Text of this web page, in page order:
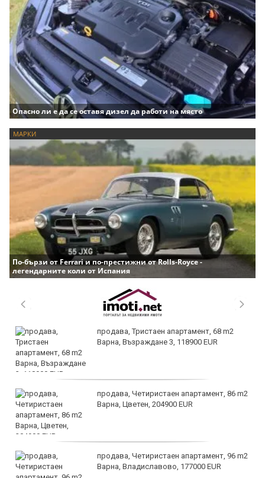
Опасно ли е да се оставя дизел да работи на място
МАРКИ
По-бързи от Ferrari и по-престижни от Rolls-Royce -
легендарните коли от Испания
продава, Тристаен апартамент, 68 m2
Варна, Възраждане 3, 118900 EUR
продава, Четиристаен апартамент, 86 m2
Варна, Цветен, 204900 EUR
продава, Четиристаен апартамент, 96 m2
Варна, Владиславово, 177000 EUR